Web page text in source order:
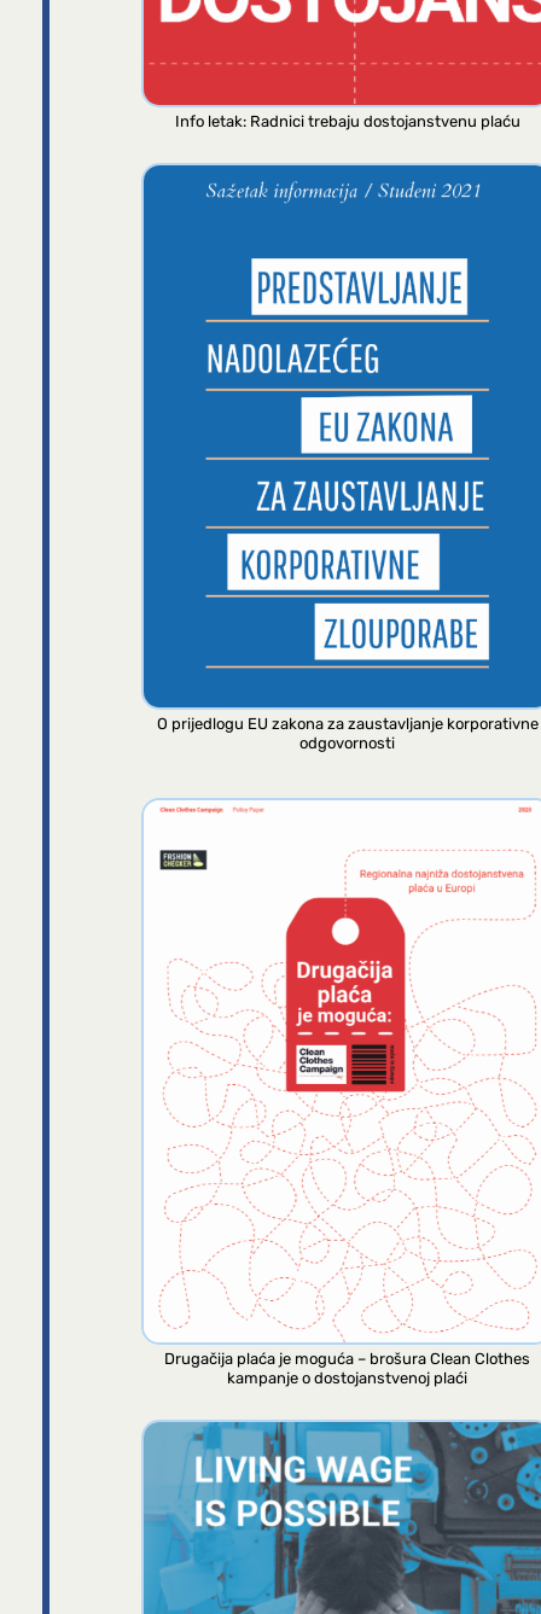
Info letak: Radnici trebaju dostojanstvenu plaću
O prijedlogu EU zakona za zaustavljanje korporativne
odgovornosti
Drugačija plaća je moguća – brošura Clean Clothes
kampanje o dostojanstvenoj plaći